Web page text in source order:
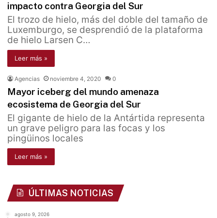
impacto contra Georgia del Sur
El trozo de hielo, más del doble del tamaño de
Luxemburgo, se desprendió de la plataforma
de hielo Larsen C…
Leer más »
Agencias noviembre 4, 2020 0
Mayor iceberg del mundo amenaza
ecosistema de Georgia del Sur
El gigante de hielo de la Antártida representa
un grave peligro para las focas y los
pingüinos locales
Leer más »
ÚLTIMAS NOTICIAS
agosto 9, 2026